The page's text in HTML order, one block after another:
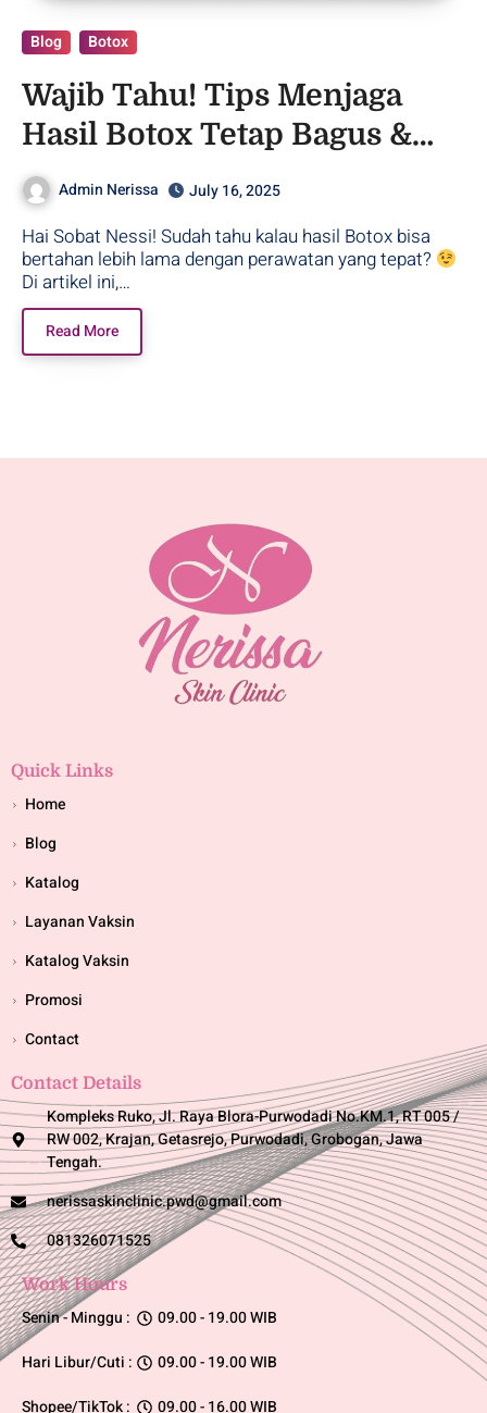
Blog Botox
Wajib Tahu! Tips Menjaga
Hasil Botox Tetap Bagus &
Tahan Lama!
Admin Nerissa July 16, 2025
Hai Sobat Nessi! Sudah tahu kalau hasil Botox bisa
bertahan lebih lama dengan perawatan yang tepat?
Di artikel ini,…
Read More
Quick Links
Home
Blog
Katalog
Layanan Vaksin
Katalog Vaksin
Promosi
Contact
Contact Details
Kompleks Ruko, Jl. Raya Blora-Purwodadi No.KM.1, RT 005 /
RW 002, Krajan, Getasrejo, Purwodadi, Grobogan, Jawa
Tengah.
nerissaskinclinic.pwd@gmail.com
081326071525
Work Hours
Senin - Minggu :
Hari Libur/Cuti :
Shopee/TikTok :
09.00 - 19.00 WIB
09.00 - 19.00 WIB
09.00 - 16.00 WIB